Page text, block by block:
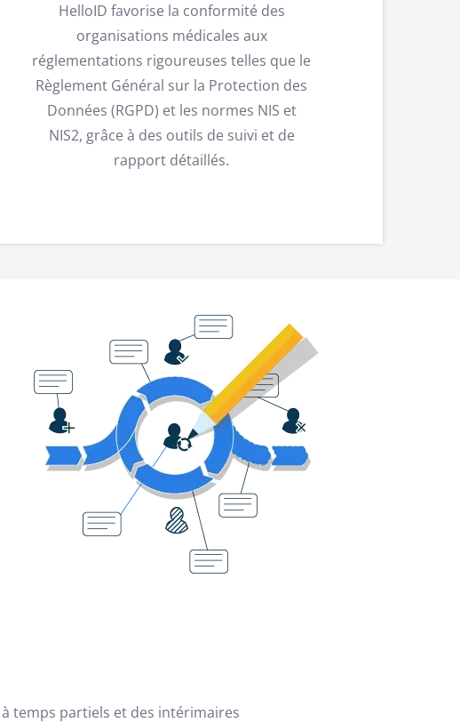
HelloID favorise la conformité des
organisations médicales aux
réglementations rigoureuses telles que le
Règlement Général sur la Protection des
Données (RGPD) et les normes NIS et
NIS2, grâce à des outils de suivi et de
rapport détaillés.
temps partiels et des intérimaires